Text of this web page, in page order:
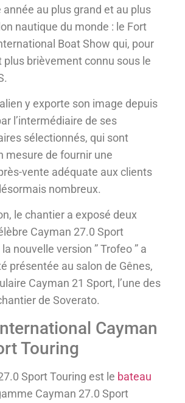
au plus grand et au plus
nautique du monde : le Fort
Boat Show qui, pour
plus brièvement connu sous le
y exporte son image depuis
l’intermédiaire de ses
sélectionnés, qui sont
mesure de fournir une
vente adéquate aux clients
nombreux.
le chantier a exposé deux
Cayman 27.0 Sport
nouvelle version ” Trofeo ” a
présentée au salon de Gênes,
Cayman 21 Sport, l’une des
de Soverato.
Cayman
Touring
Sport Touring est le bateau
Cayman 27.0 Sport